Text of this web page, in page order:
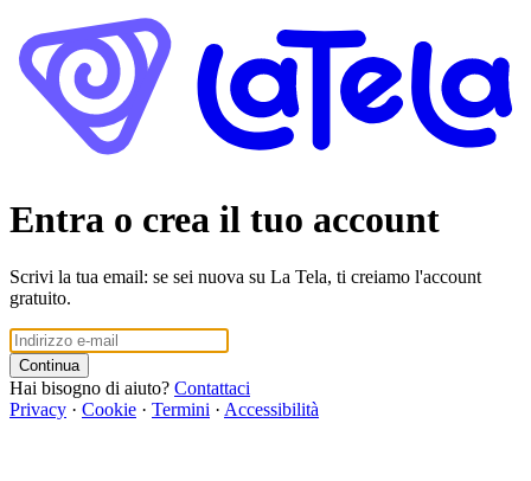
Entra o crea il tuo account
Scrivi la tua email: se sei nuova su La Tela, ti creiamo l'account
gratuito.
Continua
Hai bisogno di aiuto? Contattaci
Privacy · Cookie · Termini · Accessibilità